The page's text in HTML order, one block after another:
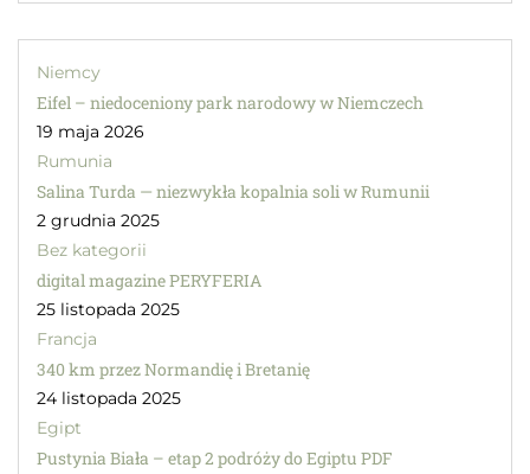
Niemcy
Eifel – niedoceniony park narodowy w Niemczech
19 maja 2026
Rumunia
Salina Turda — niezwykła kopalnia soli w Rumunii
2 grudnia 2025
Bez kategorii
digital magazine PERYFERIA
25 listopada 2025
Francja
340 km przez Normandię i Bretanię
24 listopada 2025
Egipt
Pustynia Biała – etap 2 podróży do Egiptu PDF